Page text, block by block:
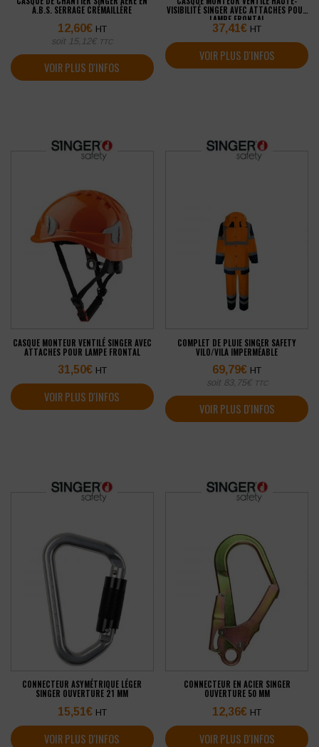
A.B.S. SERRAGE CRÉMAILLÈRE
12,60€ HT
soit 15,12€ TTC
VOIR PLUS D'INFOS
VISIBILITÉ SINGER AVEC ATTACHES POUR
LAMPE FRONTAL
37,41€ HT
VOIR PLUS D'INFOS
CASQUE MONTEUR VENTILÉ SINGER AVEC
ATTACHES POUR LAMPE FRONTAL
31,50€ HT
VOIR PLUS D'INFOS
COMPLET DE PLUIE SINGER SAFETY
VILO/VILA IMPERMÉABLE
69,79€ HT
soit 83,75€ TTC
VOIR PLUS D'INFOS
CONNECTEUR ASYMÉTRIQUE LÉGER
SINGER OUVERTURE 21 MM
15,51€ HT
VOIR PLUS D'INFOS
CONNECTEUR EN ACIER SINGER
OUVERTURE 50 MM
12,36€ HT
VOIR PLUS D'INFOS